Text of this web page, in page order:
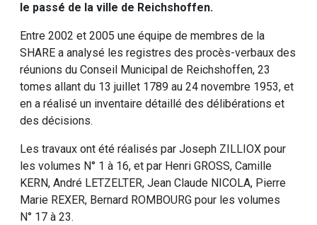
le passé de la ville de Reichshoffen.
Entre 2002 et 2005 une équipe de membres de la
SHARE a analysé les registres des procès-verbaux des
réunions du Conseil Municipal de Reichshoffen, 23
tomes allant du 13 juillet 1789 au 24 novembre 1953, et
en a réalisé un inventaire détaillé des délibérations et
des décisions.
Les travaux ont été réalisés par Joseph ZILLIOX pour
les volumes N° 1 à 16, et par Henri GROSS, Camille
KERN, André LETZELTER, Jean Claude NICOLA, Pierre
Marie REXER, Bernard ROMBOURG pour les volumes
N° 17 à 23.